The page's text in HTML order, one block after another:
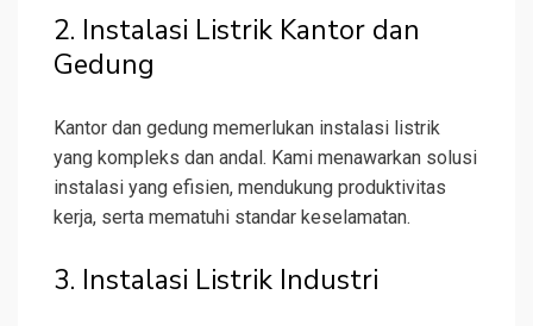
2. Instalasi Listrik Kantor dan
Gedung
Kantor dan gedung memerlukan instalasi listrik
yang kompleks dan andal. Kami menawarkan solusi
instalasi yang efisien, mendukung produktivitas
kerja, serta mematuhi standar keselamatan.
3. Instalasi Listrik Industri